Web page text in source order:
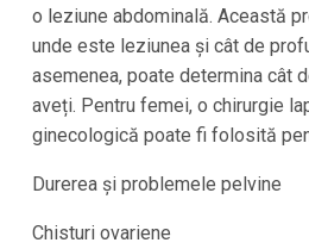
o leziune abdominală. Această
unde este leziunea și cât de
asemenea, poate determina cât
aveți. Pentru femei, o chirurgie
ginecologică poate fi folosită
Durerea și problemele pelvine
Chisturi ovariene